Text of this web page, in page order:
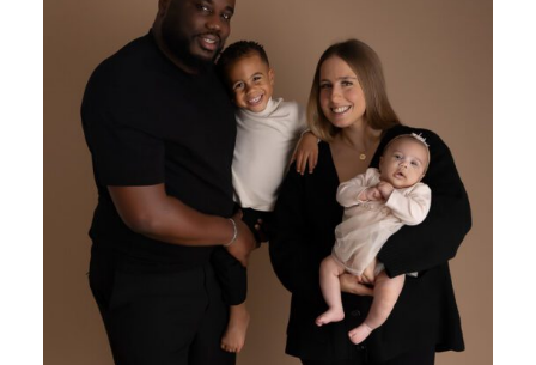
SÉANCE ÉVEIL EN FAMILLE AU STUDIO LISE TRÉMENT
À ENGHIEN